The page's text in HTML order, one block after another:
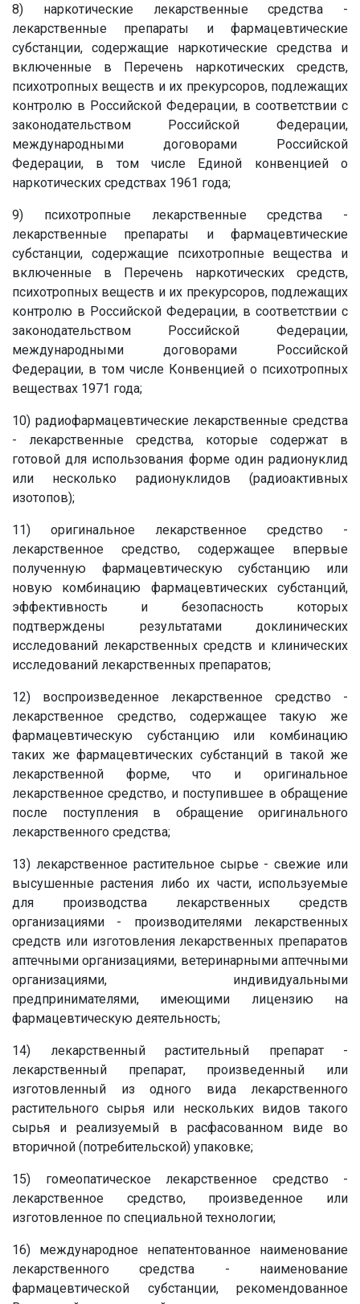
8) наркотические лекарственные средства -
лекарственные препараты и фармацевтические
субстанции, содержащие наркотические средства и
включенные в Перечень наркотических средств,
психотропных веществ и их прекурсоров, подлежащих
контролю в Российской Федерации, в соответствии с
законодательством Российской Федерации,
международными договорами Российской
Федерации, в том числе Единой конвенцией о
наркотических средствах 1961 года;
9) психотропные лекарственные средства -
лекарственные препараты и фармацевтические
субстанции, содержащие психотропные вещества и
включенные в Перечень наркотических средств,
психотропных веществ и их прекурсоров, подлежащих
контролю в Российской Федерации, в соответствии с
законодательством Российской Федерации,
международными договорами Российской
Федерации, в том числе Конвенцией о психотропных
веществах 1971 года;
10) радиофармацевтические лекарственные средства
- лекарственные средства, которые содержат в
готовой для использования форме один радионуклид
или несколько радионуклидов (радиоактивных
изотопов);
11) оригинальное лекарственное средство -
лекарственное средство, содержащее впервые
полученную фармацевтическую субстанцию или
новую комбинацию фармацевтических субстанций,
эффективность и безопасность которых
подтверждены результатами доклинических
исследований лекарственных средств и клинических
исследований лекарственных препаратов;
12) воспроизведенное лекарственное средство -
лекарственное средство, содержащее такую же
фармацевтическую субстанцию или комбинацию
таких же фармацевтических субстанций в такой же
лекарственной форме, что и оригинальное
лекарственное средство, и поступившее в обращение
после поступления в обращение оригинального
лекарственного средства;
13) лекарственное растительное сырье - свежие или
высушенные растения либо их части, используемые
для производства лекарственных средств
организациями - производителями лекарственных
средств или изготовления лекарственных препаратов
аптечными организациями, ветеринарными аптечными
организациями, индивидуальными
предпринимателями, имеющими лицензию на
фармацевтическую деятельность;
14) лекарственный растительный препарат -
лекарственный препарат, произведенный или
изготовленный из одного вида лекарственного
растительного сырья или нескольких видов такого
сырья и реализуемый в расфасованном виде во
вторичной (потребительской) упаковке;
15) гомеопатическое лекарственное средство -
лекарственное средство, произведенное или
изготовленное по специальной технологии;
16) международное непатентованное наименование
лекарственного средства - наименование
фармацевтической субстанции, рекомендованное